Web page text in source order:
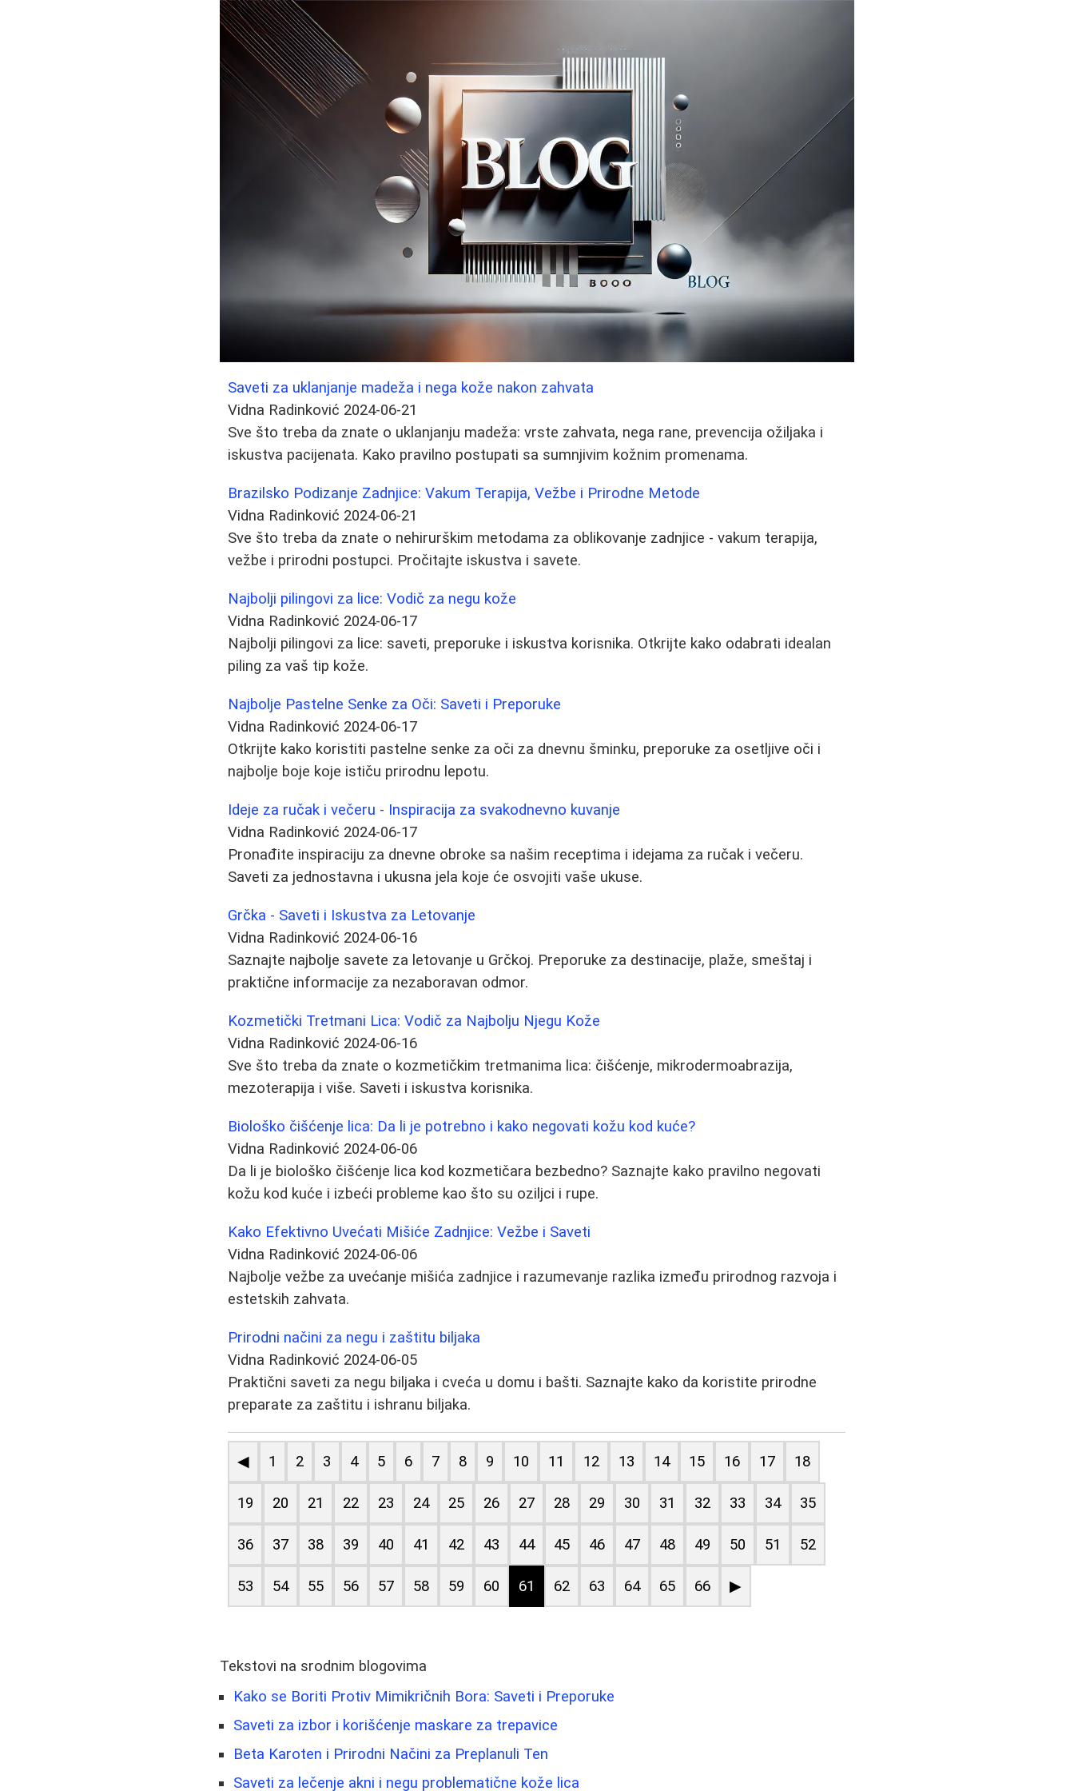
Saveti za uklanjanje madeža i nega kože nakon zahvata
Vidna Radinković 2024-06-21
Sve što treba da znate o uklanjanju madeža: vrste zahvata, nega rane, prevencija ožiljaka i
iskustva pacijenata. Kako pravilno postupati sa sumnjivim kožnim promenama.
Brazilsko Podizanje Zadnjice: Vakum Terapija, Vežbe i Prirodne Metode
Vidna Radinković 2024-06-21
Sve što treba da znate o nehirurškim metodama za oblikovanje zadnjice - vakum terapija,
vežbe i prirodni postupci. Pročitajte iskustva i savete.
Najbolji pilingovi za lice: Vodič za negu kože
Vidna Radinković 2024-06-17
Najbolji pilingovi za lice: saveti, preporuke i iskustva korisnika. Otkrijte kako odabrati idealan
piling za vaš tip kože.
Najbolje Pastelne Senke za Oči: Saveti i Preporuke
Vidna Radinković 2024-06-17
Otkrijte kako koristiti pastelne senke za oči za dnevnu šminku, preporuke za osetljive oči i
najbolje boje koje ističu prirodnu lepotu.
Ideje za ručak i večeru - Inspiracija za svakodnevno kuvanje
Vidna Radinković 2024-06-17
Pronađite inspiraciju za dnevne obroke sa našim receptima i idejama za ručak i večeru.
Saveti za jednostavna i ukusna jela koje će osvojiti vaše ukuse.
Grčka - Saveti i Iskustva za Letovanje
Vidna Radinković 2024-06-16
Saznajte najbolje savete za letovanje u Grčkoj. Preporuke za destinacije, plaže, smeštaj i
praktične informacije za nezaboravan odmor.
Kozmetički Tretmani Lica: Vodič za Najbolju Njegu Kože
Vidna Radinković 2024-06-16
Sve što treba da znate o kozmetičkim tretmanima lica: čišćenje, mikrodermoabrazija,
mezoterapija i više. Saveti i iskustva korisnika.
Biološko čišćenje lica: Da li je potrebno i kako negovati kožu kod kuće?
Vidna Radinković 2024-06-06
Da li je biološko čišćenje lica kod kozmetičara bezbedno? Saznajte kako pravilno negovati
kožu kod kuće i izbeći probleme kao što su oziljci i rupe.
Kako Efektivno Uvećati Mišiće Zadnjice: Vežbe i Saveti
Vidna Radinković 2024-06-06
Najbolje vežbe za uvećanje mišića zadnjice i razumevanje razlika između prirodnog razvoja i
estetskih zahvata.
Prirodni načini za negu i zaštitu biljaka
Vidna Radinković 2024-06-05
Praktični saveti za negu biljaka i cveća u domu i bašti. Saznajte kako da koristite prirodne
preparate za zaštitu i ishranu biljaka.
◀ 1 2 3 4 5 6 7 8 9 10 11 12 13 14 15 16 17 18
19 20 21 22 23 24 25 26 27 28 29 30 31 32 33 34 35
36 37 38 39 40 41 42 43 44 45 46 47 48 49 50 51 52
53 54 55 56 57 58 59 60 61 62 63 64 65 66 ▶
Tekstovi na srodnim blogovima
Kako se Boriti Protiv Mimikričnih Bora: Saveti i Preporuke
Saveti za izbor i korišćenje maskare za trepavice
Beta Karoten i Prirodni Načini za Preplanuli Ten
Saveti za lečenje akni i negu problematične kože lica